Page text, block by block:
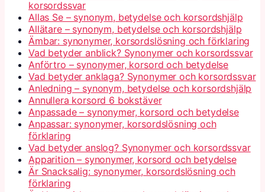
korsordssvar
Allas Se – synonym, betydelse och korsordshjälp
Allätare – synonym, betydelse och korsordshjälp
Ämbar: synonymer, korsordslösning och förklaring
Vad betyder anblick? Synonymer och korsordssvar
Anförtro – synonymer, korsord och betydelse
Vad betyder anklaga? Synonymer och korsordssvar
Anledning – synonym, betydelse och korsordshjälp
Annullera korsord 6 bokstäver
Anpassade – synonymer, korsord och betydelse
Anpassar: synonymer, korsordslösning och
förklaring
Vad betyder anslog? Synonymer och korsordssvar
Apparition – synonymer, korsord och betydelse
Är Snacksalig: synonymer, korsordslösning och
förklaring